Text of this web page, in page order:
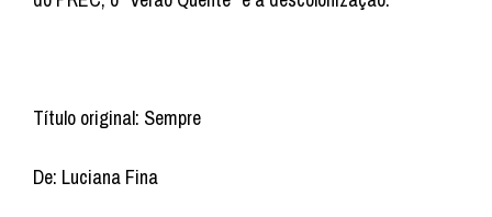
Título original: Sempre
De: Luciana Fina